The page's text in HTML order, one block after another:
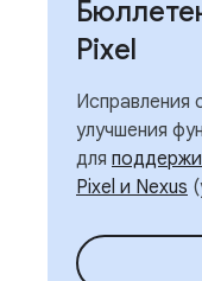
Pixel
Исправления
улучшения
для
Pixel и Nexus